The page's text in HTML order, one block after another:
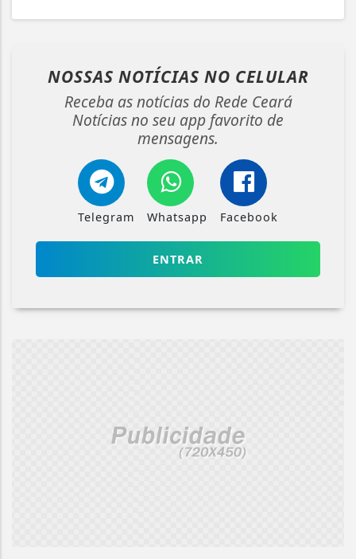
NOSSAS NOTÍCIAS NO CELULAR
Receba as notícias do Rede Ceará
Notícias no seu app favorito de
mensagens.
Telegram Whatsapp Facebook
ENTRAR